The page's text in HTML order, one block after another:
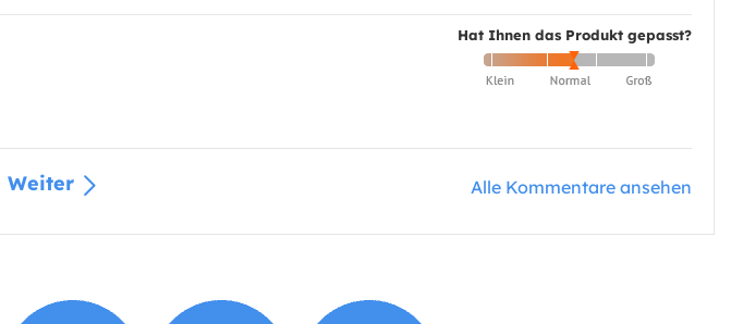
Hat Ihnen das Produkt gepasst?
Weiter Alle Kommentare ansehen